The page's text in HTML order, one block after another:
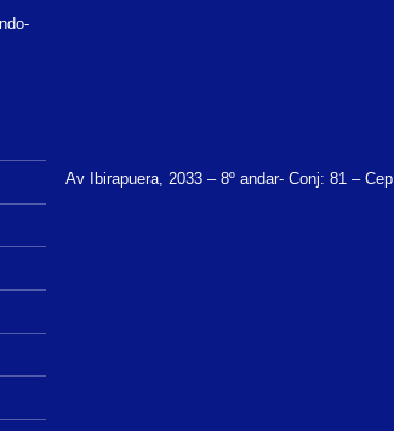
Av Ibirapuera, 2033 – 8º andar- Conj: 81 –